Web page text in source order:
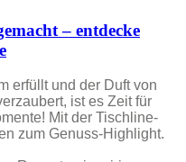
– entdecke
erfüllt und der Duft von
ist es Zeit für
Mit der Tischline-
zum Genuss-Highlight.